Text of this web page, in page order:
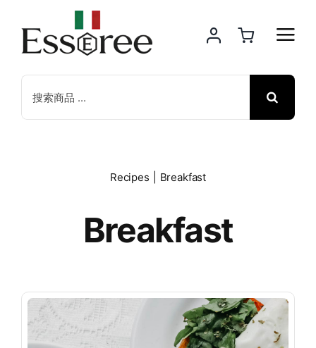
content
for:
Recipes Breakfast
Breakfast